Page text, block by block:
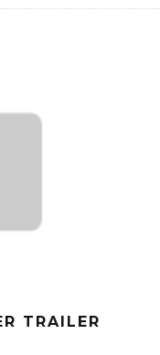
TRAILER